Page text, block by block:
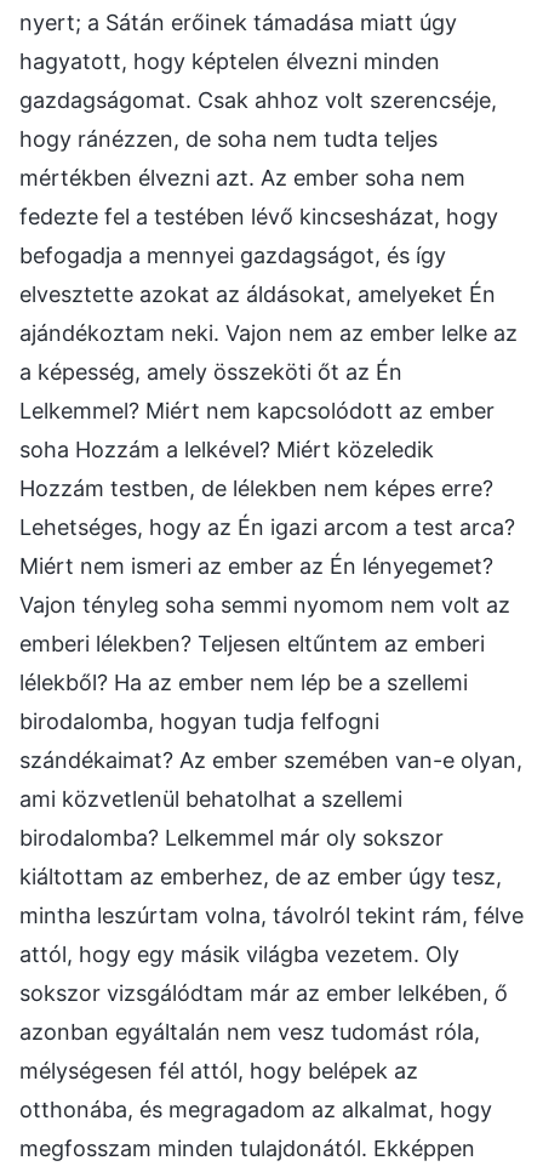
nyert; a Sátán erőinek támadása miatt úgy
hagyatott, hogy képtelen élvezni minden
gazdagságomat. Csak ahhoz volt szerencséje,
hogy ránézzen, de soha nem tudta teljes
mértékben élvezni azt. Az ember soha nem
fedezte fel a testében lévő kincsesházat, hogy
befogadja a mennyei gazdagságot, és így
elvesztette azokat az áldásokat, amelyeket Én
ajándékoztam neki. Vajon nem az ember lelke az
a képesség, amely összeköti őt az Én
Lelkemmel? Miért nem kapcsolódott az ember
soha Hozzám a lelkével? Miért közeledik
Hozzám testben, de lélekben nem képes erre?
Lehetséges, hogy az Én igazi arcom a test arca?
Miért nem ismeri az ember az Én lényegemet?
Vajon tényleg soha semmi nyomom nem volt az
emberi lélekben? Teljesen eltűntem az emberi
lélekből? Ha az ember nem lép be a szellemi
birodalomba, hogyan tudja felfogni
szándékaimat? Az ember szemében van-e olyan,
ami közvetlenül behatolhat a szellemi
birodalomba? Lelkemmel már oly sokszor
kiáltottam az emberhez, de az ember úgy tesz,
mintha leszúrtam volna, távolról tekint rám, félve
attól, hogy egy másik világba vezetem. Oly
sokszor vizsgálódtam már az ember lelkében, ő
azonban egyáltalán nem vesz tudomást róla,
mélységesen fél attól, hogy belépek az
otthonába, és megragadom az alkalmat, hogy
megfosszam minden tulajdonától. Ekképpen